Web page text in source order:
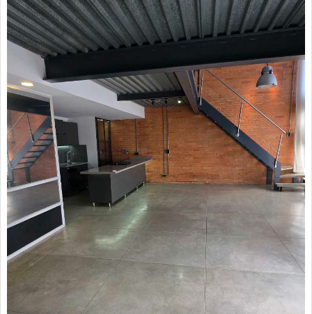
PQRs
Reparación locativa
Consignar inmuebles
Simulador Gastos
Notariales